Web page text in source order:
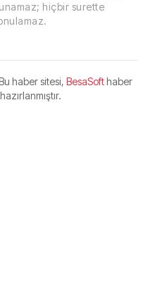
hiçbir surette
haber sitesi, BesaSofthaber